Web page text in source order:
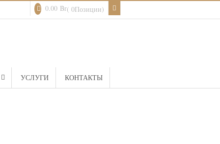
0.00 Br( 0Позиции)
УСЛУГИ КОНТАКТЫ